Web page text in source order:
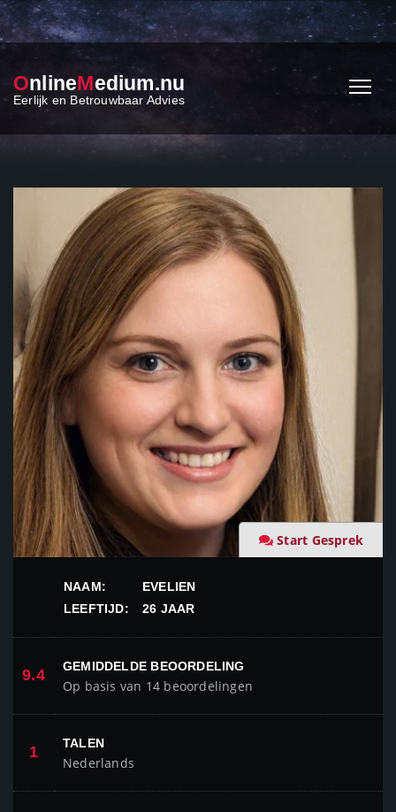
OnlineMedium.nu
Eerlijk en Betrouwbaar Advies
Start Gesprek
NAAM:
EVELIEN
LEEFTIJD:
26 JAAR
9.4 GEMIDDELDE BEOORDELING
Op basis van 14 beoordelingen
1 TALEN
Nederlands